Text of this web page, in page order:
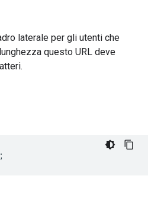
laterale per gli utenti che
questo URL deve
;